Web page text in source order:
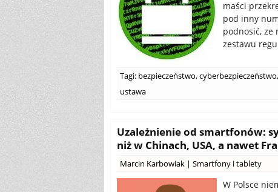
maści
pod inny
podnosić, ze
zestawu
Tagi: bezpieczeństwo,cyberbezpieczeństwo,
ustawa
Uzależnienie od smartfonów:
niż w Chinach, USA, a nawet
Marcin Karbowiak | Smartfony i tablety
W Polsce